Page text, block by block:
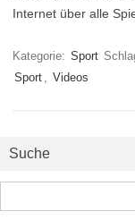
Internet über alle
Kategorie: Sport
Sport , Videos
Suche
nach: